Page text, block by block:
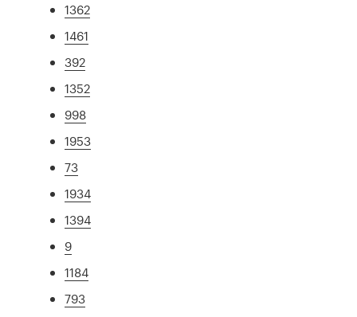
1362
1461
392
1352
998
1953
73
1934
1394
9
1184
793